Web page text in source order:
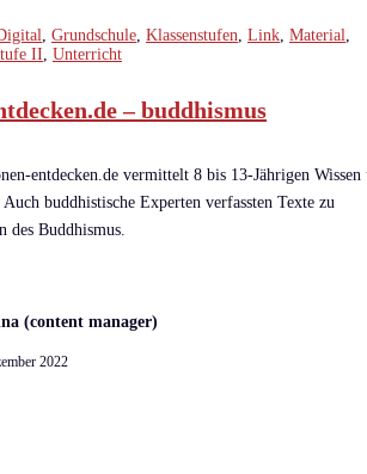
Grundschule Klassenstufen Link Material
II Unterricht
– buddhismus
entdecken.de vermittelt 8 bis 13-Jährigen Wissen
buddhistische Experten verfassten Texte zu
des Buddhismus.
(content manager)
2022